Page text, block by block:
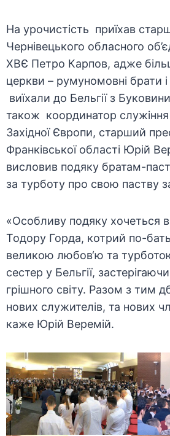
На урочистість приїхав
Чернівецького обласного
ХВЄ Петро Карпов, адже
церкви – румуномовні брати і
виїхали до Бельгії з
також координатор
Західної Європи, старший
Франківської області Юрій
висловив подяку братам-
за турботу про свою паству
«Особливу подяку хочеться
Тодору Горда, котрий по-
великою любов‘ю та турботою
сестер у Бельгії,
грішного світу. Разом з тим
нових служителів, та нових
каже Юрій Веремій.